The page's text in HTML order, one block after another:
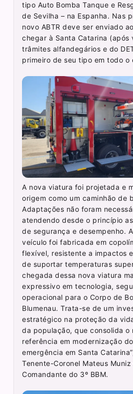
tipo Auto Bomba Tanque e
de Sevilha – na Espanha. Nas
novo ABTR deve ser enviado
chegar à Santa Catarina (após
trâmites alfandegários e do
primeiro de seu tipo em todo o
A nova viatura foi projetada e
origem como um caminhão de
Adaptações não foram
atendendo desde o princípio
de segurança e desempenho.
veículo foi fabricada em
flexível, resistente a impactos
de suportar temperaturas
chegada dessa nova viatura
expressivo em tecnologia,
operacional para o Corpo de
Blumenau. Trata-se de um
estratégico na proteção da
da população, que consolida o
referência em modernização
emergência em Santa
Tenente-Coronel Mateus
Comandante do 3º BBM.